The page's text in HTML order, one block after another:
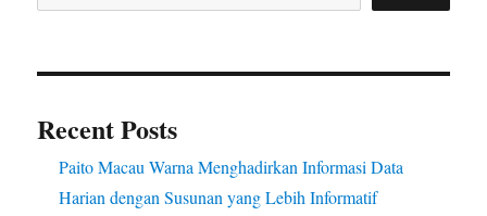
Recent Posts
Paito Macau Warna Menghadirkan Informasi Data
Harian dengan Susunan yang Lebih Informatif